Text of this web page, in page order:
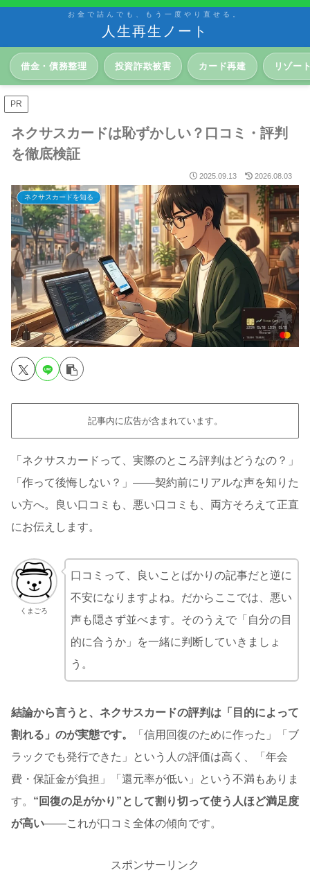
お金で詰んでも、もう一度やり直せる。
人生再生ノート
借金・債務整理 投資詐欺被害 カード再建 リゾー
PR
ネクサスカードは恥ずかしい？口コミ・評判
を徹底検証
2025.09.13 2026.08.03
ネクサスカードを知る
記事内に広告が含まれています。
「ネクサスカードって、実際のところ評判はどうなの？」
「作って後悔しない？」——契約前にリアルな声を知りた
い方へ。良い口コミも、悪い口コミも、両方そろえて正直
にお伝えします。
くまごろ
口コミって、良いことばかりの記事だと逆に
不安になりますよね。だからここでは、悪い
声も隠さず並べます。そのうえで「自分の目
的に合うか」を一緒に判断していきましょ
う。
結論から言うと、ネクサスカードの評判は「目的によって
割れる」のが実態です。
「信用回復のために作った」「ブ
ラックでも発行できた」という人の評価は高く、「年会
費・保証金が負担」「還元率が低い」という不満もありま
す。 “回復の足がかり”として割り切って使う人ほど満足度
が高い——これが口コミ全体の傾向です。
スポンサーリンク